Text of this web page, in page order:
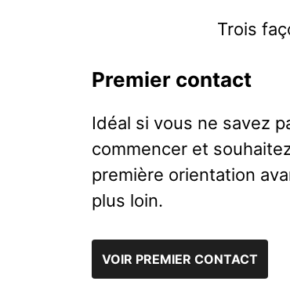
Trois
Premier contact
Idéal si vous ne savez
commencer et
première orientation
plus loin.
VOIR PREMIER CONTACT